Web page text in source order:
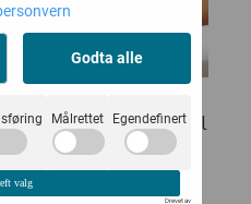
Hammertåortosen-Weil
Osteoto...
Godta alle
Målrettet Egendefinert
valg
Drevet av